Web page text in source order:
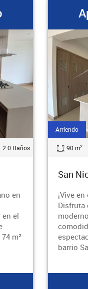
2.0 Baños
en
en el
m²
Arriendo
90 m2
San
¡Vive
Disfruta
barrio